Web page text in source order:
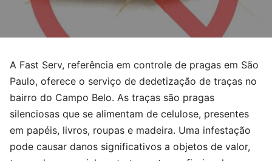
A Fast Serv, referência em controle de pragas em São
Paulo, oferece o serviço de dedetização de traças no
bairro do Campo Belo. As traças são pragas
silenciosas que se alimentam de celulose, presentes
em papéis, livros, roupas e madeira. Uma infestação
pode causar danos significativos a objetos de valor,